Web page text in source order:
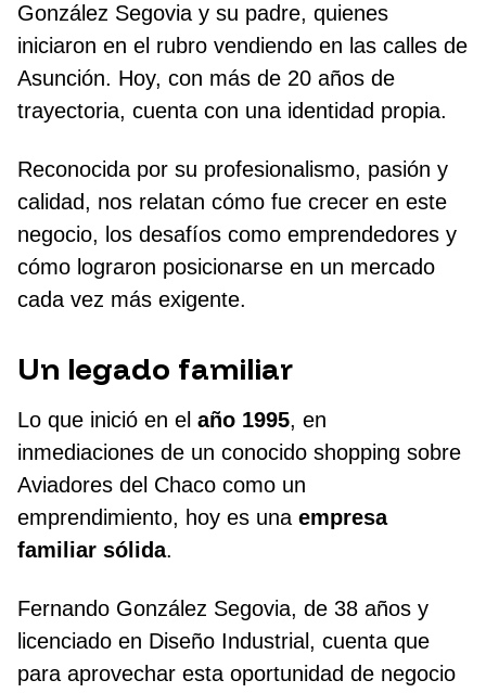
González Segovia y su padre, quienes
iniciaron en el rubro vendiendo en las calles de
Asunción. Hoy, con más de 20 años de
trayectoria, cuenta con una identidad propia.
Reconocida por su profesionalismo, pasión y
calidad, nos relatan cómo fue crecer en este
negocio, los desafíos como emprendedores y
cómo lograron posicionarse en un mercado
cada vez más exigente.
Un legado familiar
Lo que inició en el año 1995, en
inmediaciones de un conocido shopping sobre
Aviadores del Chaco como un
emprendimiento, hoy es una empresa
familiar sólida.
Fernando González Segovia, de 38 años y
licenciado en Diseño Industrial, cuenta que
para aprovechar esta oportunidad de negocio